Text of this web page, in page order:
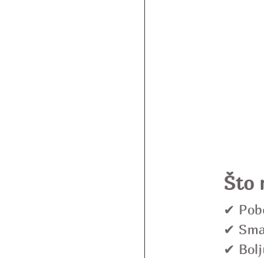
Što
✔
✔
✔